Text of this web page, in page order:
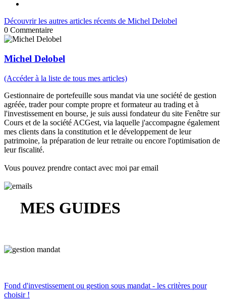
Découvrir les autres articles récents de Michel Delobel
0 Commentaire
Michel Delobel
(Accéder à la liste de tous mes articles)
Gestionnaire de portefeuille sous mandat via une société de gestion
agréée, trader pour compte propre et formateur au trading et à
l'investissement en bourse, je suis aussi fondateur du site Fenêtre sur
Cours et de la société ACGest, via laquelle j'accompagne également
mes clients dans la constitution et le développement de leur
patrimoine, la préparation de leur retraite ou encore l'optimisation de
leur fiscalité.
Vous pouvez prendre contact avec moi par email
MES GUIDES
Fond d'investissement ou gestion sous mandat - les critères pour
choisir !